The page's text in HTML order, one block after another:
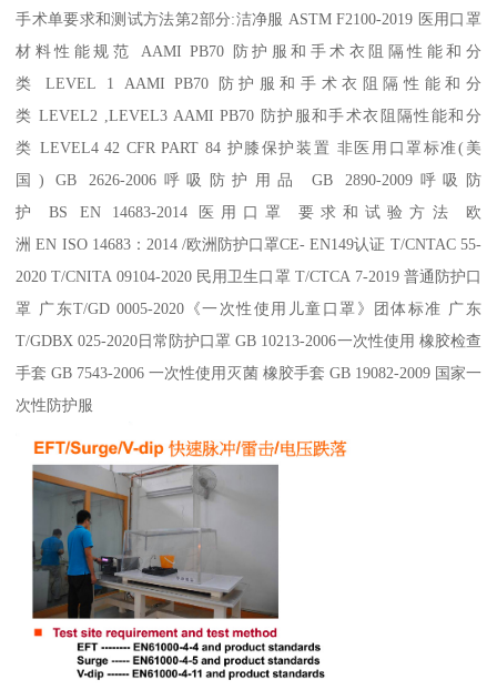
手术单要求和测试方法第2部分:洁净服 ASTM F2100-2019 医用口罩
材料性能规范 AAMI PB70 防护服和手术衣阻隔性能和分
类 LEVEL 1 AAMI PB70 防护服和手术衣阻隔性能和分
类 LEVEL2 ,LEVEL3 AAMI PB70 防护服和手术衣阻隔性能和分
类 LEVEL4 42 CFR PART 84 护膝保护装置 非医用口罩标准(美
国) GB 2626-2006呼吸防护用品 GB 2890-2009呼吸防
护 BS EN 14683-2014 医用口罩 要求和试验方法 欧
洲 EN ISO 14683：2014 /欧洲防护口罩CE- EN149认证 T/CNTAC 55-
2020 T/CNITA 09104-2020 民用卫生口罩 T/CTCA 7-2019 普通防护口
罩 广东T/GD 0005-2020《一次性使用儿童口罩》团体标准 广东
T/GDBX 025-2020日常防护口罩 GB 10213-2006一次性使用 橡胶检查
手套 GB 7543-2006 一次性使用灭菌 橡胶手套 GB 19082-2009 国家一
次性防护服